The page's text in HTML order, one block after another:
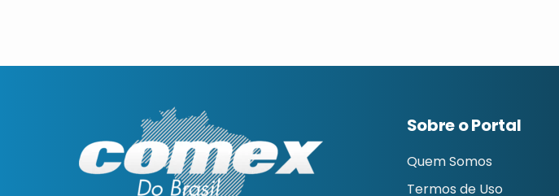
Sobre o Portal
Quem Somos
Termos de Uso